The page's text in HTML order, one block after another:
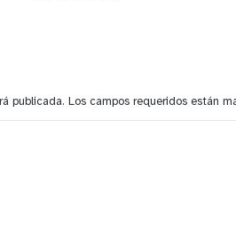
publicada. Los campos requeridos están